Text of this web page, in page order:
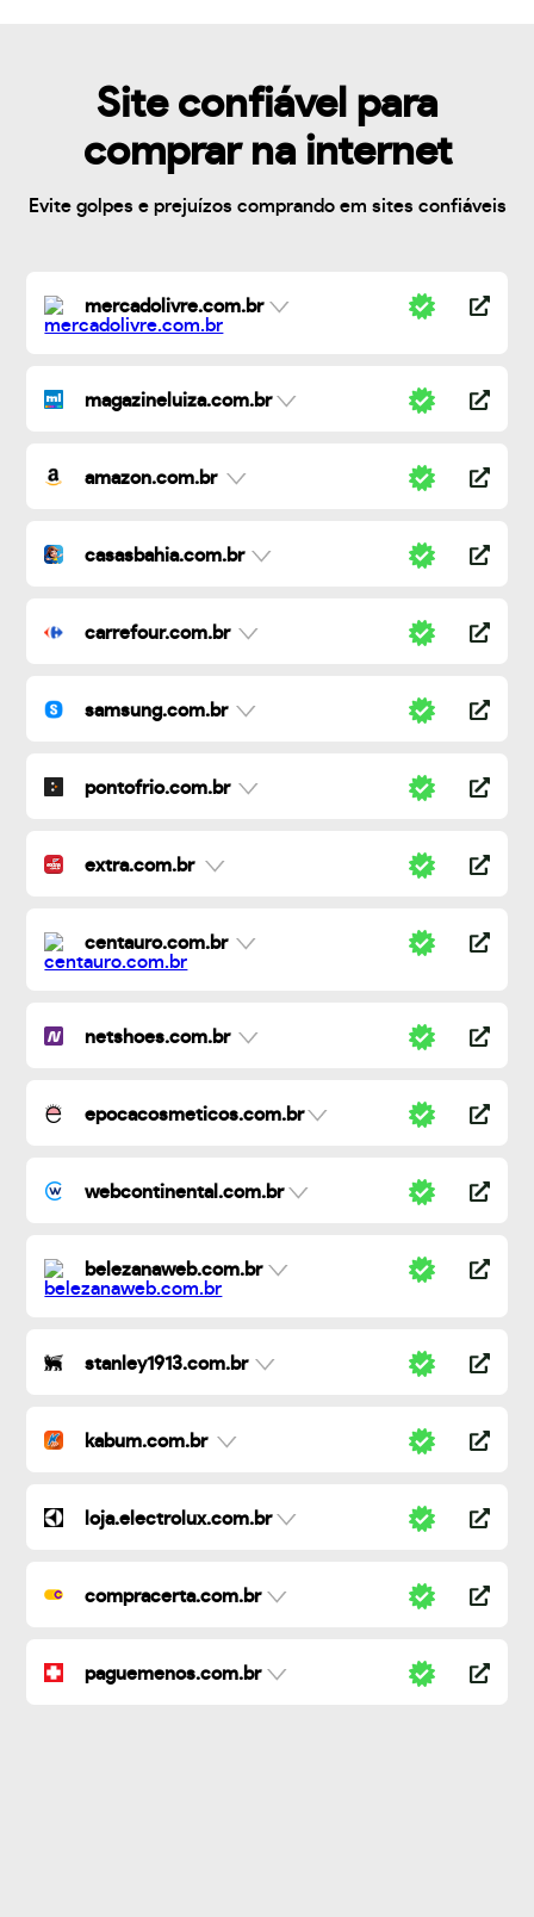
Site confiável para
comprar na internet
Evite golpes e prejuízos comprando em sites confiáveis
mercadolivre.com.br
magazineluiza.com.br
amazon.com.br
casasbahia.com.br
carrefour.com.br
samsung.com.br
pontofrio.com.br
extra.com.br
centauro.com.br
netshoes.com.br
epocacosmeticos.com.br
webcontinental.com.br
belezanaweb.com.br
stanley1913.com.br
kabum.com.br
loja.electrolux.com.br
compracerta.com.br
paguemenos.com.br